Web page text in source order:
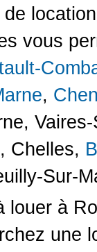
vous
,
, Chelles,
Sur-
louer à
une